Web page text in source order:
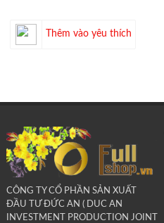
Thêm vào yêu thích
CÔNG TY CỔ PHẦN SẢN XUẤT
ĐẦU TƯ ĐỨC AN ( DUC AN
INVESTMENT PRODUCTION JOINT